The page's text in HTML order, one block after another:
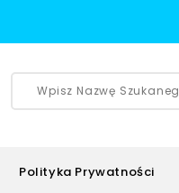
Polityka Prywatności